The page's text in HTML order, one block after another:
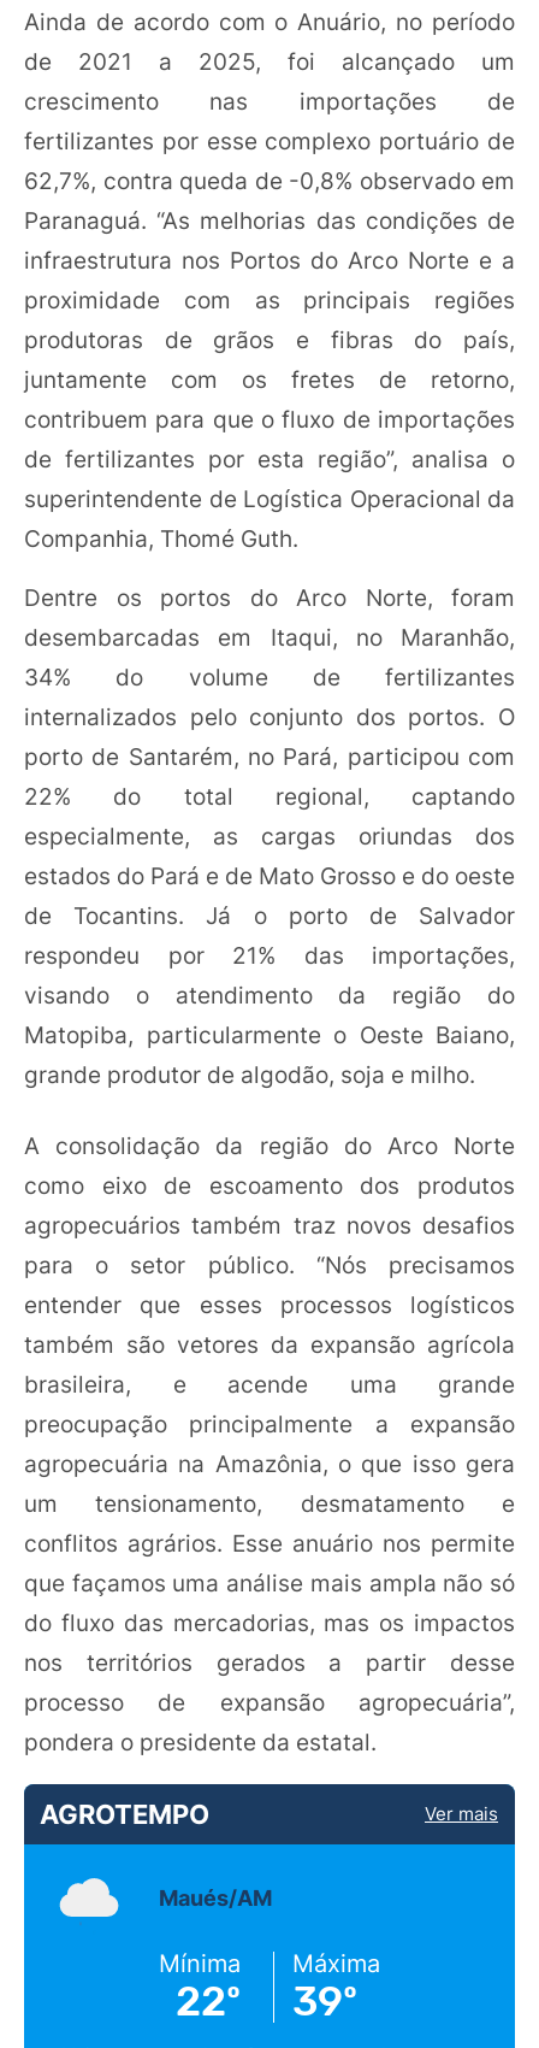
Ainda de acordo com o Anuário, no período
de 2021 a 2025, foi alcançado um
crescimento nas importações de
fertilizantes por esse complexo portuário de
62,7%, contra queda de -0,8% observado em
Paranaguá. “As melhorias das condições de
infraestrutura nos Portos do Arco Norte e a
proximidade com as principais regiões
produtoras de grãos e fibras do país,
juntamente com os fretes de retorno,
contribuem para que o fluxo de importações
de fertilizantes por esta região”, analisa o
superintendente de Logística Operacional da
Companhia, Thomé Guth.
Dentre os portos do Arco Norte, foram
desembarcadas em Itaqui, no Maranhão,
34% do volume de fertilizantes
internalizados pelo conjunto dos portos. O
porto de Santarém, no Pará, participou com
22% do total regional, captando
especialmente, as cargas oriundas dos
estados do Pará e de Mato Grosso e do oeste
de Tocantins. Já o porto de Salvador
respondeu por 21% das importações,
visando o atendimento da região do
Matopiba, particularmente o Oeste Baiano,
grande produtor de algodão, soja e milho.
A consolidação da região do Arco Norte
como eixo de escoamento dos produtos
agropecuários também traz novos desafios
para o setor público. “Nós precisamos
entender que esses processos logísticos
também são vetores da expansão agrícola
brasileira, e acende uma grande
preocupação principalmente a expansão
agropecuária na Amazônia, o que isso gera
um tensionamento, desmatamento e
conflitos agrários. Esse anuário nos permite
que façamos uma análise mais ampla não só
do fluxo das mercadorias, mas os impactos
nos territórios gerados a partir desse
processo de expansão agropecuária”,
pondera o presidente da estatal.
AGROTEMPO Ver mais
Maués/AM
Mínima
22º
Máxima
39º